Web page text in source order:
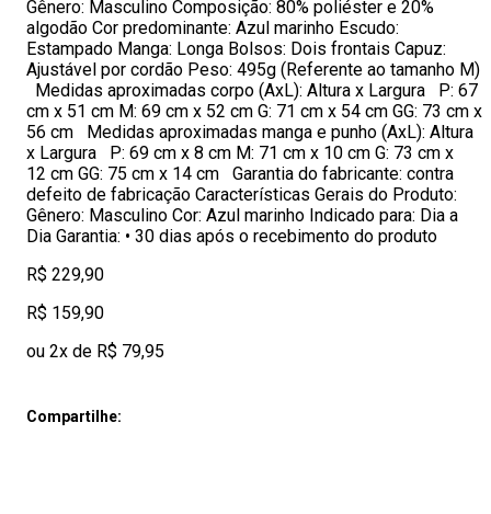
Gênero: Masculino Composição: 80% poliéster e 20%
algodão Cor predominante: Azul marinho Escudo:
Estampado Manga: Longa Bolsos: Dois frontais Capuz:
Ajustável por cordão Peso: 495g (Referente ao tamanho M)
Medidas aproximadas corpo (AxL): Altura x Largura P: 67
cm x 51 cm M: 69 cm x 52 cm G: 71 cm x 54 cm GG: 73 cm x
56 cm Medidas aproximadas manga e punho (AxL): Altura
x Largura P: 69 cm x 8 cm M: 71 cm x 10 cm G: 73 cm x
12 cm GG: 75 cm x 14 cm Garantia do fabricante: contra
defeito de fabricação Características Gerais do Produto:
Gênero: Masculino Cor: Azul marinho Indicado para: Dia a
Dia Garantia: • 30 dias após o recebimento do produto
R$ 229,90
R$ 159,90
ou 2x de R$ 79,95
Compartilhe: